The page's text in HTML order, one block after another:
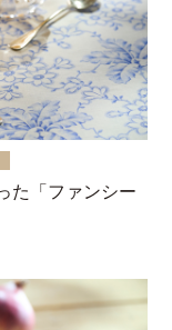
た「ファンシー